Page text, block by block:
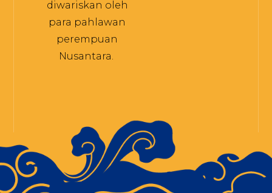
diwariskan oleh
para pahlawan
perempuan
Nusantara.